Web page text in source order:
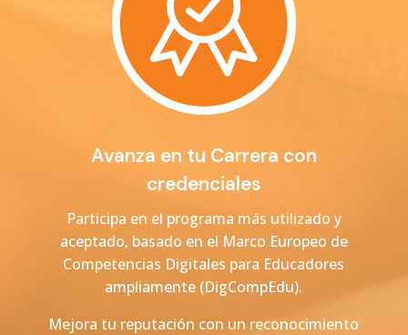
Avanza en tu Carrera con
credenciales
Participa en el programa más utilizado y
aceptado, basado en el Marco Europeo de
Competencias Digitales para Educadores
ampliamente (DigCompEdu).
Mejora tu reputación con un reconocimiento